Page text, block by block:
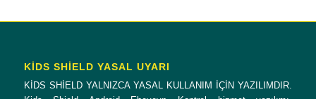
KİDS SHİELD YASAL UYARI
KİDS SHİELD YALNIZCA YASAL KULLANIM İÇİN YAZILIMDIR.